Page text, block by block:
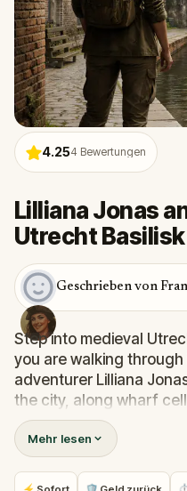
4.254 Bewertungen
Lilliana Jonas
Utrecht Basilisk
Geschrieben von
Step into medieval
you are walking
adventurer Lilliana
the city, along wharf
places you would
What remains unseen
you. Old stories come
Mehr lesen